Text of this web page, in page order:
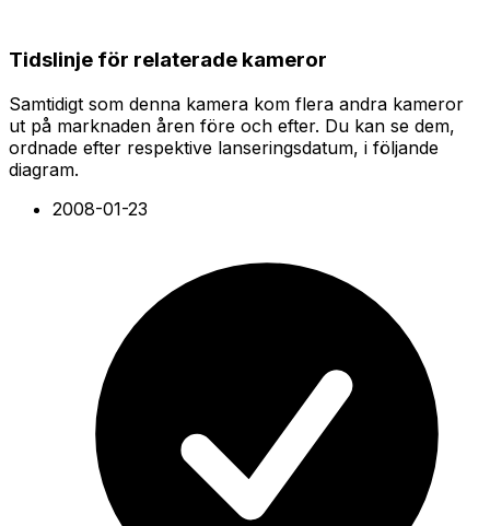
Tidslinje för relaterade kameror
Samtidigt som denna kamera kom flera andra kameror
ut på marknaden åren före och efter. Du kan se dem,
ordnade efter respektive lanseringsdatum, i följande
diagram.
2008-01-23